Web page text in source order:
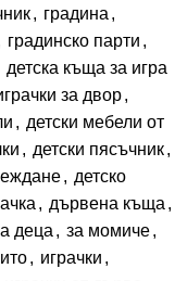
, градина ,
градинско парти ,
детска къща за игра
за двор,
, детски мебели от
, детски пясъчник,
, детско
, дървена къща ,
деца , за момиче,
, играчки ,